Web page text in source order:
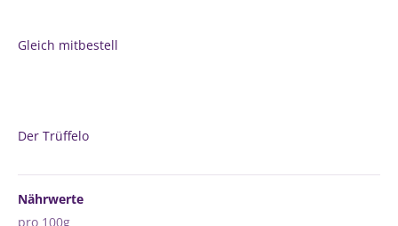
Der Trüffelo
Nährwerte
pro 100g